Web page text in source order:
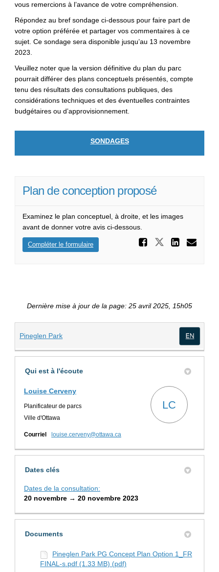
vous remercions à l’avance de votre compréhension.
Répondez au bref sondage ci-dessous pour faire part de
votre option préférée et partager vos commentaires à ce
sujet. Ce sondage sera disponible jusqu’au 13 novembre
2023.
Veuillez noter que la version définitive du plan du parc
pourrait différer des plans conceptuels présentés, compte
tenu des résultats des consultations publiques, des
considérations techniques et des éventuelles contraintes
budgétaires ou d’approvisionnement.
SONDAGES
Plan de conception proposé
Examinez le plan conceptuel, à droite, et les images
avant de donner votre avis ci-dessous.
Compléter le formulaire Partager
Dernière mise à jour de la page: 25 avril 2025, 15h05
Pineglen Park(Liens externes)
Qui est à l'écoute
Louise Cerveny
Planificateur de parcs
Ville d'Ottawa
LC
Courriel louise.cerveny@ottawa.ca
Dates clés
Dates de la consultation:
20 novembre → 20 novembre 2023
Documents
Pineglen Park PG Concept Plan Option 1_FR
FINAL-s.pdf (1.33 MB) (pdf)